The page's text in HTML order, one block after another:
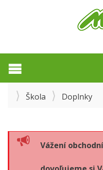
Škola Doplnky
Vážení